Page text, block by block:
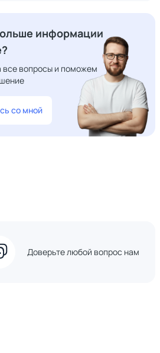
информации
все вопросы и поможем
со мной
Доверьте любой вопрос нам